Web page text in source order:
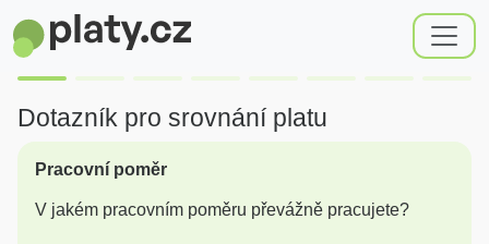
Dotazník pro srovnání platu
Pracovní poměr
V jakém pracovním poměru převážně pracujete?